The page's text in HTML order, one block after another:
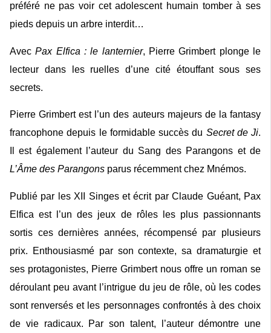
préféré ne pas voir cet adolescent humain tomber à ses
pieds depuis un arbre interdit…
AvecPax Elfica : le lanternier, Pierre Grimbert plonge le
lecteur dans les ruelles d’une cité étouffant sous ses
secrets.
Pierre Grimbert est l’un des auteurs majeurs de la fantasy
francophone depuis le formidable succès du Secret de Ji.
Il est également l’auteur du Sang des Parangons et de
L’Âme des Parangons parus récemment chez Mnémos.
Publié par les XII Singes et écrit par Claude Guéant, Pax
Elfica est l’un des jeux de rôles les plus passionnants
sortis ces dernières années, récompensé par plusieurs
prix. Enthousiasmé par son contexte, sa dramaturgie et
ses protagonistes, Pierre Grimbert nous offre un roman se
déroulant peu avant l’intrigue du jeu de rôle, où les codes
sont renversés et les personnages confrontés à des choix
de vie radicaux. Par son talent, l’auteur démontre une